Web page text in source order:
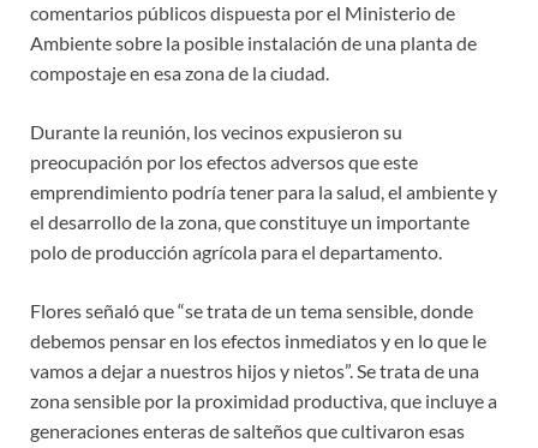
comentarios públicos dispuesta por el Ministerio de
Ambiente sobre la posible instalación de una planta de
compostaje en esa zona de la ciudad.
Durante la reunión, los vecinos expusieron su
preocupación por los efectos adversos que este
emprendimiento podría tener para la salud, el ambiente y
el desarrollo de la zona, que constituye un importante
polo de producción agrícola para el departamento.
Flores señaló que “se trata de un tema sensible, donde
debemos pensar en los efectos inmediatos y en lo que le
vamos a dejar a nuestros hijos y nietos”. Se trata de una
zona sensible por la proximidad productiva, que incluye a
generaciones enteras de salteños que cultivaron esas